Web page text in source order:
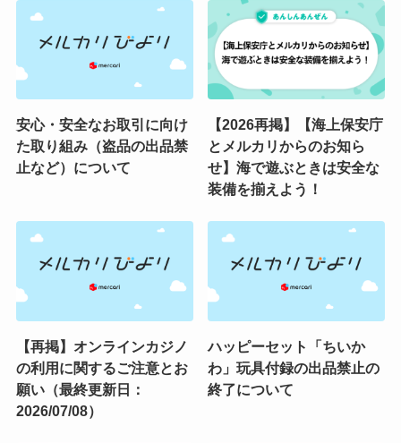
安心・安全なお取引に向け
た取り組み（盗品の出品禁
止など）について
【2026再掲】【海上保安庁
とメルカリからのお知ら
せ】海で遊ぶときは安全な
装備を揃えよう！
【再掲】オンラインカジノ
の利用に関するご注意とお
願い（最終更新日：
2026/07/08）
ハッピーセット「ちいか
わ」玩具付録の出品禁止の
終了について